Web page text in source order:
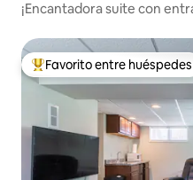
¡Encantadora suite con
De los mejores en Favorito
Favorito entre huéspedes